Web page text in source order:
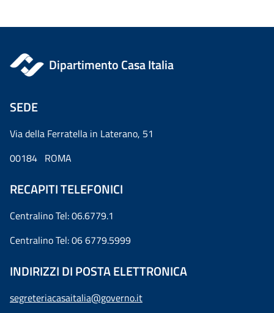
Dipartimento Casa Italia
SEDE
Via della Ferratella in Laterano, 51
00184 ROMA
RECAPITI TELEFONICI
Centralino Tel: 06.6779.1
Centralino Tel: 06 6779.5999
INDIRIZZI DI POSTA ELETTRONICA
segreteriacasaitalia@governo.it